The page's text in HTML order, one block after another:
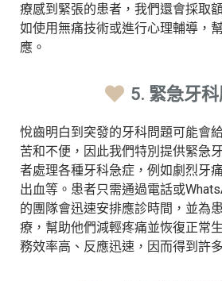
療感到緊張的患者，我們還會採取
如使用無痛技術或進行心理輔導，
應。
5. 緊急牙
悅齒明白到突發的牙科問題可能會
苦和不便，因此我們特別提供緊急
者處理各種牙科急症，例如劇烈牙
出血等。患者只需通過電話或
的團隊會迅速安排應診時間，並為
療，幫助他們減輕疼痛並恢復正常
務效率高、反應迅速，因而得到許